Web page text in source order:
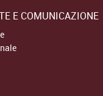
E COMUNICAZIONE